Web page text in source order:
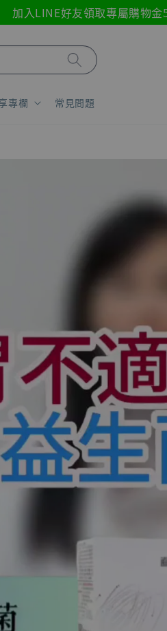
加入LINE好友領取專屬購物金
專欄 常見問題